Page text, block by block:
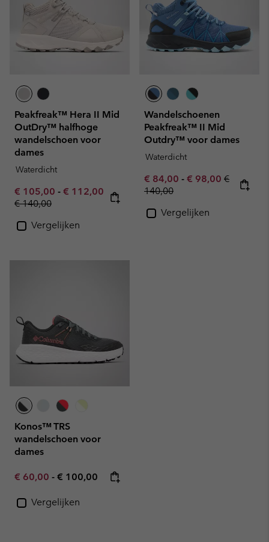
Peakfreak™ Hera II Mid
OutDry™ halfhoge
wandelschoen voor
dames
Waterdicht
Minimum sale price:
€ 105,00 - Maximum sale price:
€ 112,00
Regular price:
€ 140,00
Vergelijken
Wandelschoenen
Peakfreak™ II Mid
Outdry™ voor dames
Waterdicht
Minimum sale price:
€ 84,00 - Maximum sale
€ 98,00 Regular
€
140,00
Vergelijken
Konos™ TRS
wandelschoen voor
dames
Minimum sale price:
€ 60,00 - Maximum price:
€ 100,00
Vergelijken